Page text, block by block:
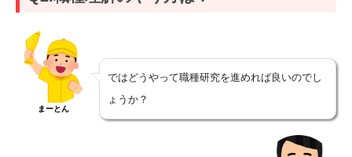
まーとん
ではどうやって職種研究を進めれば良いのでし
ょうか？